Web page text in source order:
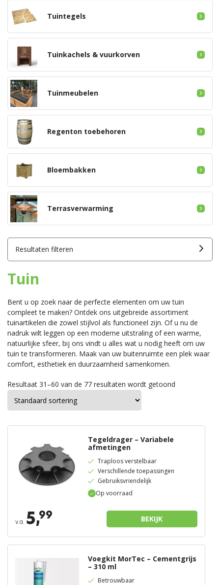
Tuintegels
Tuinkachels & vuurkorven
Tuinmeubelen
Regenton toebehoren
Bloembakken
Terrasverwarming
Resultaten filteren
Tuin
Bent u op zoek naar de perfecte elementen om uw tuin
compleet te maken? Ontdek ons uitgebreide assortiment
tuinartikelen die zowel stijlvol als functioneel zijn. Of u nu de
nadruk wilt leggen op een moderne uitstraling of een warme,
natuurlijke sfeer, bij ons vindt u alles wat u nodig heeft om uw
tuin te transformeren. Maak van uw buitenruimte een plek waar
comfort, esthetiek en duurzaamheid samenkomen.
Resultaat 31–60 van de 77 resultaten wordt getoond
Op voorraad
Tegeldrager – Variabele
afmetingen
Traploos verstelbaar
Verschillende toepassingen
Gebruiksvriendelijk
v.a. 5,99 BEKIJK
Voegkit MorTec – Cementgrijs
– 310 ml
Betrouwbaar